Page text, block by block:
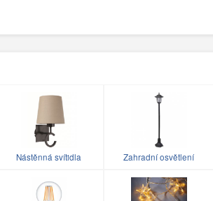
Nástěnná svítidla Zahradní osvětlení